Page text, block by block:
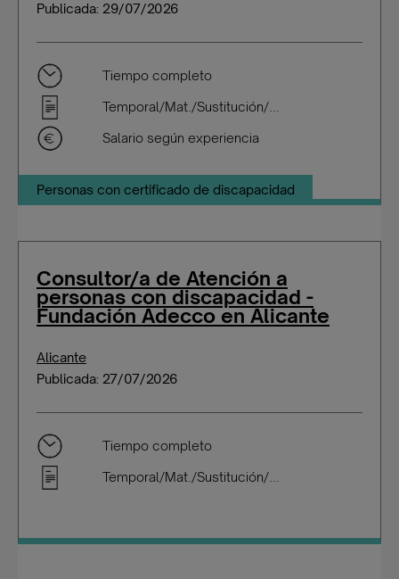
Publicada: 29/07/2026
Tiempo completo
Temporal/Mat./Sustitución/...
Salario según experiencia
Personas con certificado de discapacidad
Consultor/a de Atención a
personas con discapacidad -
Fundación Adecco en Alicante
Alicante
Publicada: 27/07/2026
Tiempo completo
Temporal/Mat./Sustitución/...